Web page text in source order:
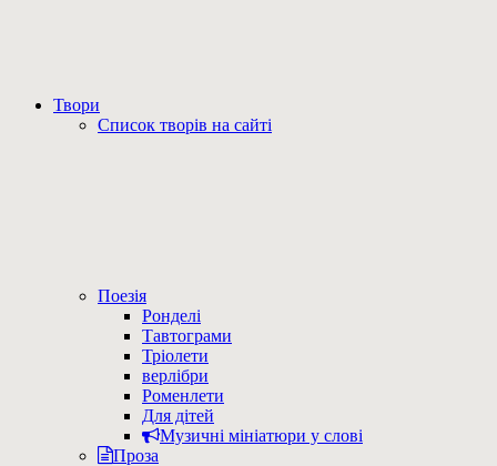
Твори
Список творів на сайті
Поезія
Ронделі
Тавтограми
Тріолети
верлібри
Роменлети
Для дітей
Музичні мініатюри у слові
Проза